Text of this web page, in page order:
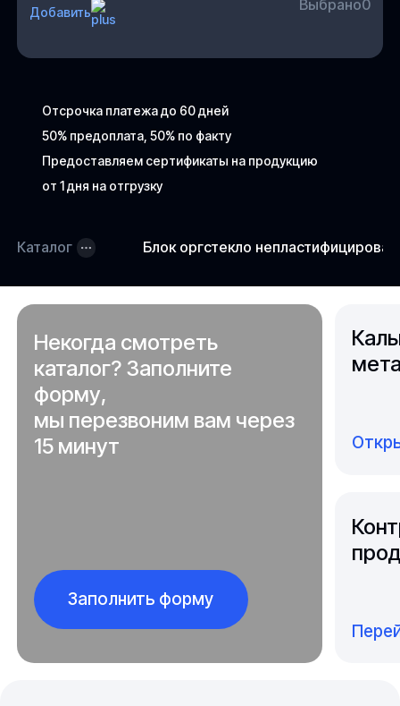
Отсрочка платежа до 60 дней
50% предоплата, 50% по факту
Предоставляем сертификаты на продукцию
от 1 дня на отгрузку
Добавить Выбрано0
Каталог Блок оргстекло
Некогда смотреть
каталог? Заполните
форму,
мы перезвоним вам через
15 минут
Заполнить форму